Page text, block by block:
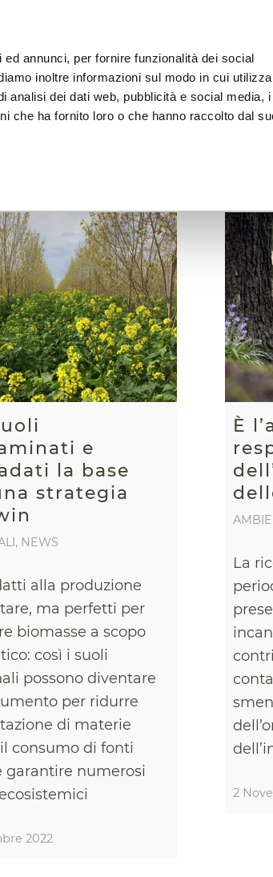
annunci, per fornire funzionalità dei social
inoltre informazioni sul modo in cui
analisi dei dati web, pubblicità e social media, i
che ha fornito loro o che hanno raccolto dal
ATTIVITÀ RISORSE LIGHTHOUSE
e
la base
strategia
, NEWS
alla produzione
ma perfetti per
biomasse a scopo
così i suoli
possono diventare
per ridurre
di materie
consumo di fonti
garantire numerosi
2022
È
La
2